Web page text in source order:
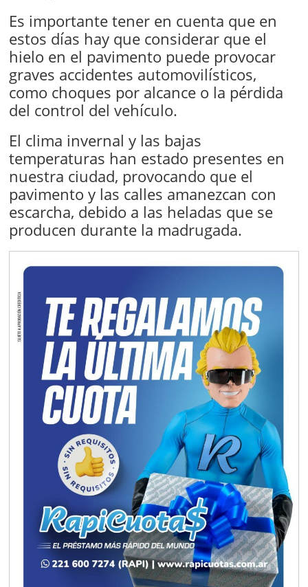
Es importante tener en cuenta que en
estos días hay que considerar que el
hielo en el pavimento puede provocar
graves accidentes automovilísticos,
como choques por alcance o la pérdida
del control del vehículo.
El clima invernal y las bajas
temperaturas han estado presentes en
nuestra ciudad, provocando que el
pavimento y las calles amanezcan con
escarcha, debido a las heladas que se
producen durante la madrugada.